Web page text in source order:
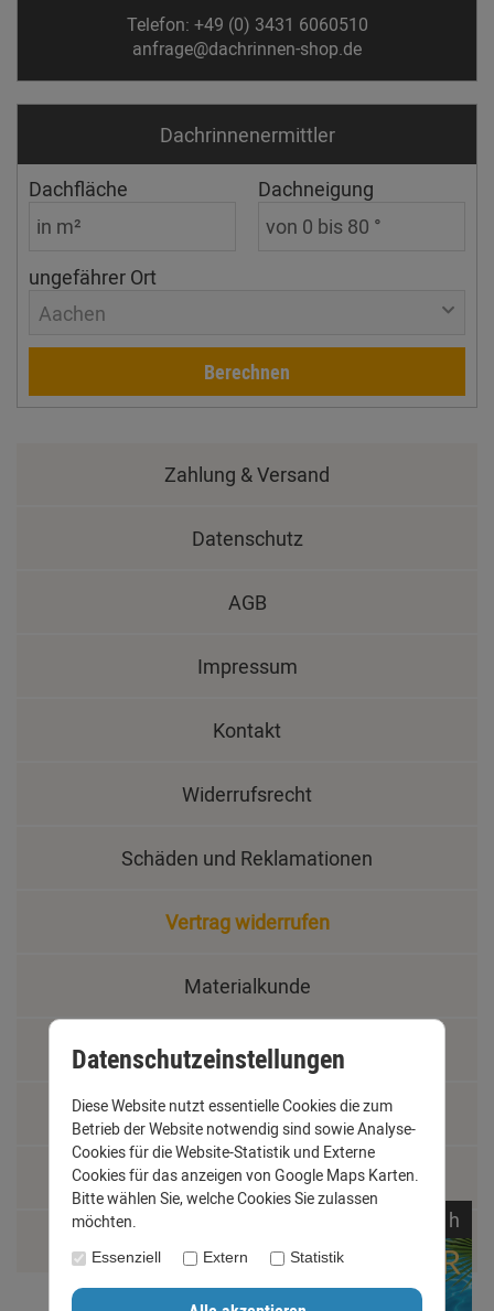
Telefon: +49 (0) 3431 6060510
anfrage@dachrinnen-shop.de
Dachrinnen­ermittler
Dachfläche Dachneigung
ungefährer Ort
Aachen
Berechnen
Zahlung & Versand
Datenschutz
AGB
Impressum
Kontakt
Widerrufsrecht
Schäden und Reklamationen
Vertrag widerrufen
Materialkunde
Fachbegriffe
Jobs
Montage und Installationshilfen
h
Datenschutzeinstellungen
Diese Website nutzt essentielle Cookies die zum
Betrieb der Website notwendig sind sowie Analyse-
Cookies für die Website-Statistik und Externe
Cookies für das anzeigen von Google Maps Karten.
Bitte wählen Sie, welche Cookies Sie zulassen
möchten.
Essenziell Extern Statistik